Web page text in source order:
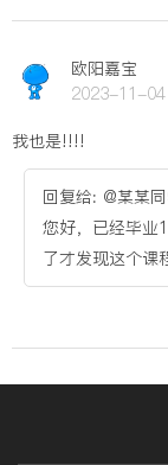
欧阳嘉宝
2023-11-04
我也是!!!!
回复给: @某某
您好，已经毕业
了才发现这个课